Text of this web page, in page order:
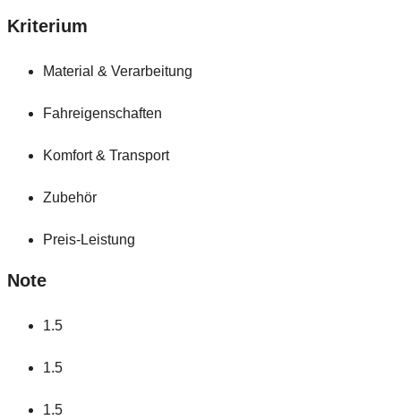
Kriterium
Material & Verarbeitung
Fahreigenschaften
Komfort & Transport
Zubehör
Preis-Leistung
Note
1.5
1.5
1.5